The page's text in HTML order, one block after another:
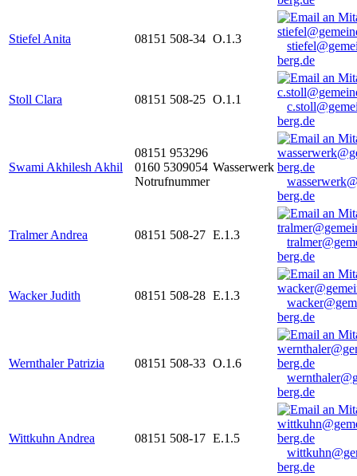
Stiefel Anita 08151 508-34 O.1.3
berg.de
Stoll Clara 08151 508-25 O.1.1
berg.de
Swami Akhilesh Akhil
08151 953296
0160 5309054
Notrufnummer
Wasserwerk
berg.de
Tralmer Andrea 08151 508-27 E.1.3
berg.de
Wacker Judith 08151 508-28 E.1.3
berg.de
Wernthaler Patrizia 08151 508-33 O.1.6
berg.de
Wittkuhn Andrea 08151 508-17 E.1.5
berg.de